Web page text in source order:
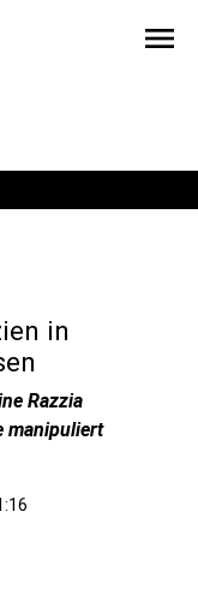
menu
in
Razzia
manipuliert